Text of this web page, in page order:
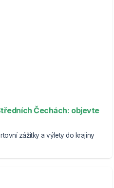
Čechách: objevte
zážitky a výlety do krajiny